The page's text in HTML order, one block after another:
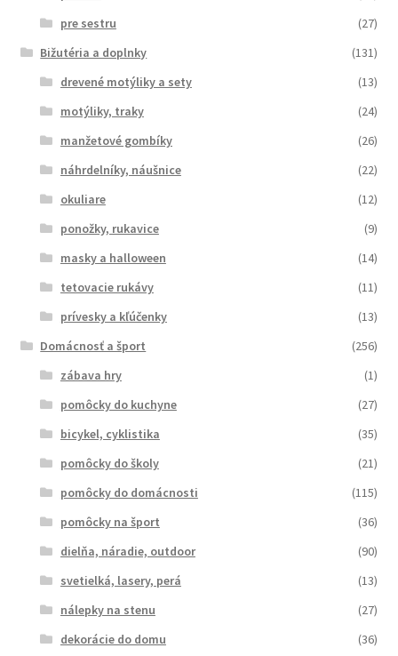
pre sestru
(27)
Bižutéria a doplnky
(131)
drevené motýliky a sety
(13)
motýliky, traky
(24)
manžetové gombíky
(26)
náhrdelníky, náušnice
(22)
okuliare
(12)
ponožky, rukavice
(9)
masky a halloween
(14)
tetovacie rukávy
(11)
prívesky a kľúčenky
(13)
Domácnosť a šport
(256)
zábava hry
(1)
pomôcky do kuchyne
(27)
bicykel, cyklistika
(35)
pomôcky do školy
(21)
pomôcky do domácnosti
(115)
pomôcky na šport
(36)
dielňa, náradie, outdoor
(90)
svetielká, lasery, perá
(13)
nálepky na stenu
(27)
dekorácie do domu
(36)